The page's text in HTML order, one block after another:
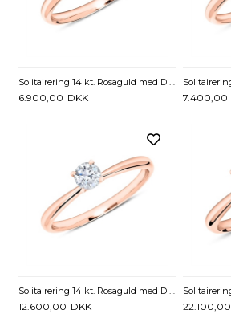
Solitairering 14 kt. Rosaguld med Diamant - 0,10 ct.
6.900,00 DKK 7.400,00
Solitairering 14 kt. Rosaguld med Diamant - 0,25 ct.
12.600,00 DKK 22.100,00